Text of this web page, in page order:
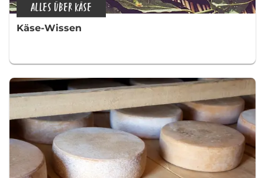
ALLES ÜBER KÄSE
Käse-Wissen